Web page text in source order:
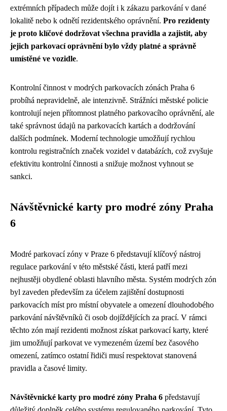
extrémních případech může dojít i k zákazu parkování v dané
lokalitě nebo k odnětí rezidentského oprávnění. Pro rezidenty
je proto klíčové dodržovat všechna pravidla a zajistit, aby
jejich parkovací oprávnění bylo vždy platné a správně
umístěné ve vozidle.
Kontrolní činnost v modrých parkovacích zónách Praha 6
probíhá nepravidelně, ale intenzivně. Strážníci městské policie
kontrolují nejen přítomnost platného parkovacího oprávnění, ale
také správnost údajů na parkovacích kartách a dodržování
dalších podmínek. Moderní technologie umožňují rychlou
kontrolu registračních značek vozidel v databázích, což zvyšuje
efektivitu kontrolní činnosti a snižuje možnost vyhnout se
sankci.
Návštěvnické karty pro modré zóny Praha
6
Modré parkovací zóny v Praze 6 představují klíčový nástroj
regulace parkování v této městské části, která patří mezi
nejhustěji obydlené oblasti hlavního města. Systém modrých zón
byl zaveden především za účelem zajištění dostupnosti
parkovacích míst pro místní obyvatele a omezení dlouhodobého
parkování návštěvníků či osob dojíždějících za prací. V rámci
těchto zón mají rezidenti možnost získat parkovací karty, které
jim umožňují parkovat ve vymezeném území bez časového
omezení, zatímco ostatní řidiči musí respektovat stanovená
pravidla a časové limity.
Návštěvnické karty pro modré zóny Praha 6 představují